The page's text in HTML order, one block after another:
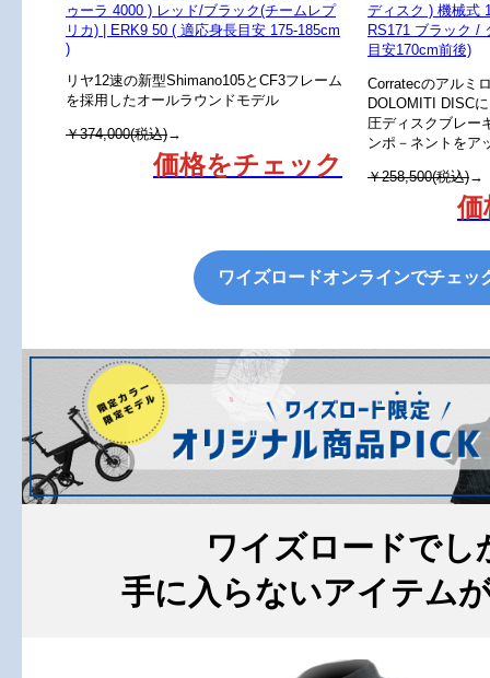
ゥーラ 4000 ) レッド/ブラック(チームレプ
リカ) | ERK9 50 ( 適応身長目安 175-185cm
)
リヤ12速の新型Shimano105とCF3フレーム
を採用したオールラウンドモデル
￥374,000(税込)→
価格をチェック
ディスク ) 機械式
RS171 ブラック /
目安170cm前後)
Corratecのアルミ
DOLOMITI DISC
圧ディスクブレー
ンポ－ネントをア
￥258,500(税込)→
価
ワイズロードオンラインでチェッ
ワイズロードでし
手に入らないアイテム